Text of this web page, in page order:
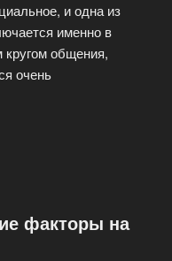
и одна из
именно в
общения,
очень
факторы на